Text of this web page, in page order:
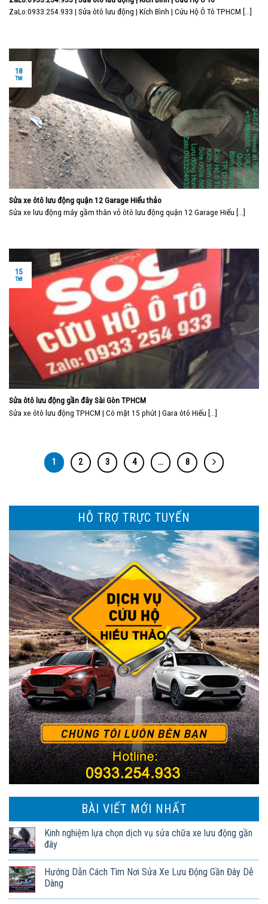
ZaLo:0933.254.933 | Sửa ôtô lưu động | Kích Bình | Cứu Hộ Ô Tô TPHCM [...]
Sửa xe ôtô lưu động quận 12 Garage Hiếu thảo
Sửa xe lưu động máy gầm thân vỏ ôtô lưu động quận 12 Garage Hiếu [...]
18
Th8
Sửa ôtô lưu động gần đây Sài Gòn TPHCM
Sửa xe ôtô lưu động TPHCM | Có mặt 15 phút | Gara ôtô Hiếu [...]
15
Th8
1 2 3 4 … 8
HỖ TRỢ TRỰC TUYẾN
BÀI VIẾT MỚI NHẤT
Kinh nghiệm lựa chọn dịch vụ sửa chữa xe lưu động gần
đây
Hướng Dẫn Cách Tìm Nơi Sửa Xe Lưu Động Gần Đây Dễ
Dàng